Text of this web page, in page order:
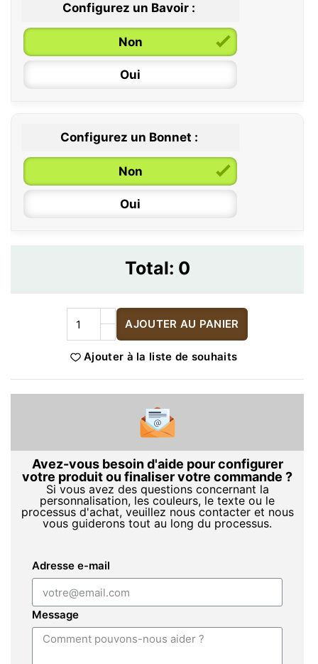
Configurez un Bavoir :
Non
Oui
Configurez un Bonnet :
Non
Oui
Total: 0
AJOUTER AU PANIER
Ajouter à la liste de souhaits
Avez-vous besoin d'aide pour configurer
votre produit ou finaliser votre commande ?
Si vous avez des questions concernant la
personnalisation, les couleurs, le texte ou le
processus d'achat, veuillez nous contacter et nous
vous guiderons tout au long du processus.
Adresse e-mail
Message